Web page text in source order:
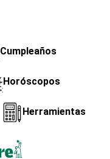
Cumpleaños
Horóscopos
Herramientas